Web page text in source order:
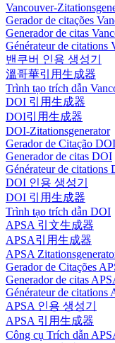
Vancouver-
Gerador de citações
Generador de citas
Générateur de citations
밴쿠버 인용 생성기
溫哥華引用生成器
Trình tạo trích dẫn
DOI 引用生成器
DOI引用生成器
DOI-Zitationsgenerator
Gerador de Citação DOI
Generador de citas DOI
Générateur de citations
DOI 인용 생성기
DOI 引用生成器
Trình tạo trích dẫn DOI
APSA 引文生成器
APSA引用生成器
APSA
Gerador de Citações
Generador de citas
Générateur de citations
APSA 인용 생성기
APSA 引用生成器
Công cụ Trích dẫn